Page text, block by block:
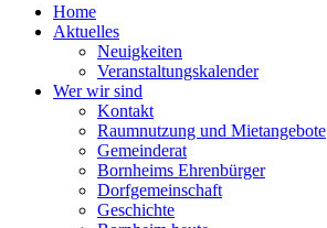
Home
Aktuelles
Neuigkeiten
Veranstaltungskalender
Wer wir sind
Kontakt
Raumnutzung und Mietangebote
Gemeinderat
Bornheims Ehrenbürger
Dorfgemeinschaft
Geschichte